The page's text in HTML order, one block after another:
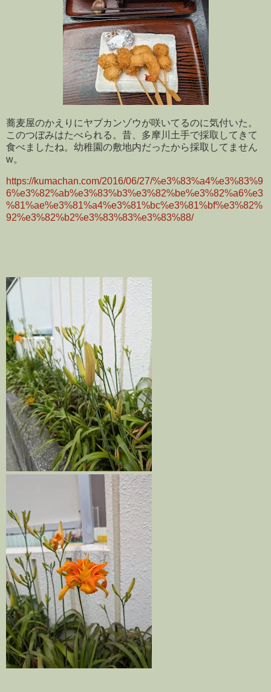
蕎麦屋のかえりにヤブカンゾウが咲いてるのに気付いた。
このつぼみはたべられる。昔、多摩川土手で採取してきて
食べましたね。幼稚園の敷地内だったから採取してません
w。
https://kumachan.com/2016/06/27/%e3%83%a4%e3%83%9
6%e3%82%ab%e3%83%b3%e3%82%be%e3%82%a6%e3
%81%ae%e3%81%a4%e3%81%bc%e3%81%bf%e3%82%
92%e3%82%b2%e3%83%83%e3%83%88/